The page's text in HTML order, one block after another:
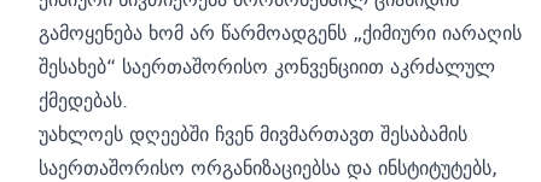
გამოყენება ხომ არ წარმოადგენს „ქიმიური იარაღის
შესახებ“ საერთაშორისო კონვენციით აკრძალულ
ქმედებას.
უახლოეს დღეებში ჩვენ მივმართავთ შესაბამის
საერთაშორისო ორგანიზაციებსა და ინსტიტუტებს,